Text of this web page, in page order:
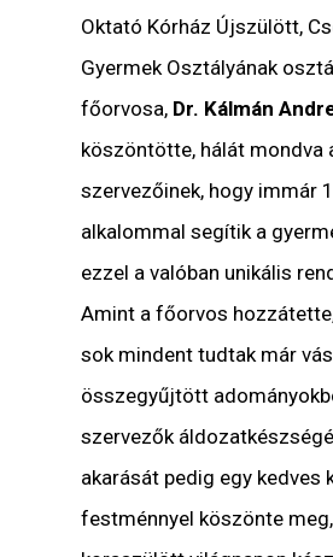
Oktató Kórház Újszülött,
Gyermek Osztályának
főorvosa, Dr. Kálmán
köszöntötte, hálát mondva
szervezőinek, hogy immár
alkalommal segítik a
ezzel a valóban unikális
Amint a főorvos
sok mindent tudtak már
összegyűjtött
szervezők
akarását pedig egy kedves
festménnyel köszönte